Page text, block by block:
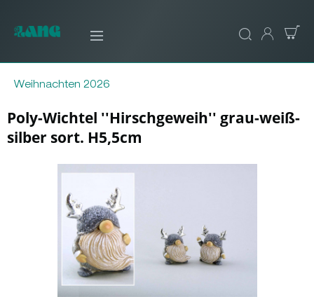
Weihnachten 2026
Poly-Wichtel ''Hirschgeweih'' grau-weiß-
silber sort. H5,5cm